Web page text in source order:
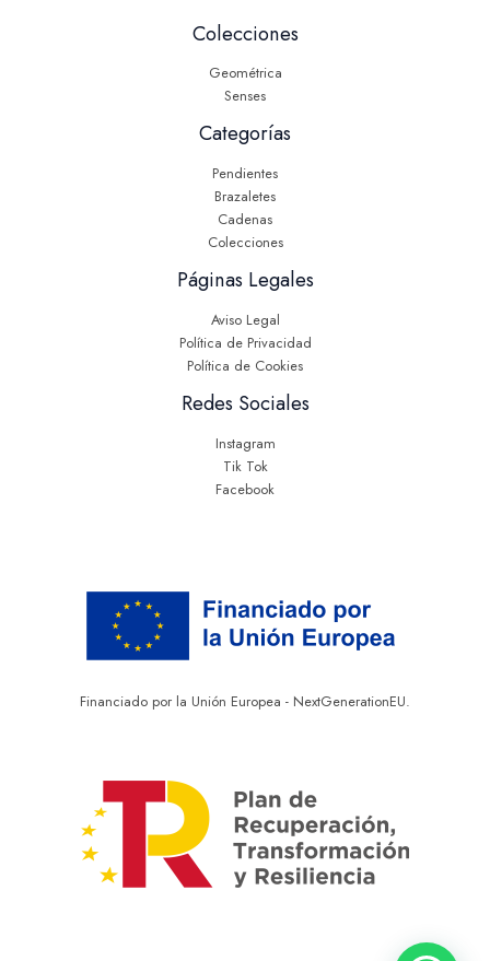
Colecciones
Geométrica
Senses
Categorías
Pendientes
Brazaletes
Cadenas
Colecciones
Páginas Legales
Aviso Legal
Política de Privacidad
Política de Cookies
Redes Sociales
Instagram
Tik Tok
Facebook
Financiado por la Unión Europea - NextGenerationEU.